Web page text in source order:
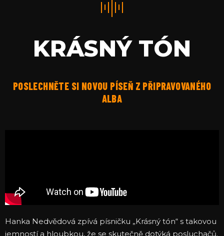
KRÁSNÝ TÓN
POSLECHNĚTE SI NOVOU PÍSEŇ Z PŘIPRAVOVANÉHO
ALBA
Hanka Nedvědová zpívá písničku „Krásný tón“ s takovou
jemností a hloubkou, že se skutečně dotýká posluchačů.